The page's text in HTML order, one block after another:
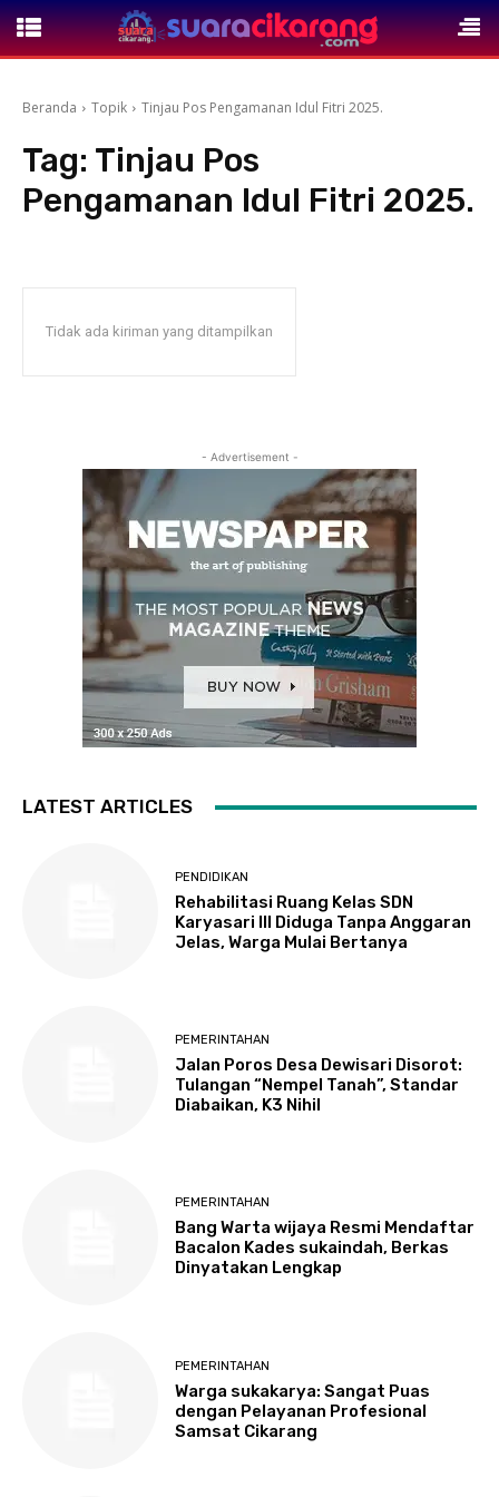
Beranda Topik Tinjau Pos Pengamanan Idul Fitri 2025.
Tag: Tinjau Pos
Pengamanan Idul Fitri 2025.
Tidak ada kiriman yang ditampilkan
- Advertisement -
LATEST ARTICLES
PENDIDIKAN
Rehabilitasi Ruang Kelas SDN
Karyasari III Diduga Tanpa Anggaran
Jelas, Warga Mulai Bertanya
PEMERINTAHAN
Jalan Poros Desa Dewisari Disorot:
Tulangan “Nempel Tanah”, Standar
Diabaikan, K3 Nihil
PEMERINTAHAN
Bang Warta wijaya Resmi Mendaftar
Bacalon Kades sukaindah, Berkas
Dinyatakan Lengkap
PEMERINTAHAN
Warga sukakarya: Sangat Puas
dengan Pelayanan Profesional
Samsat Cikarang